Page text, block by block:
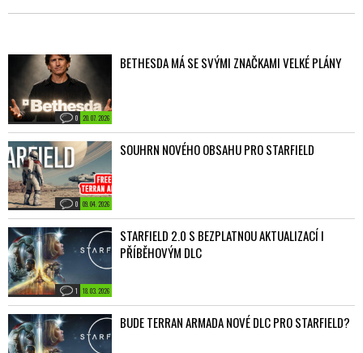
20. 07. 2026
0
BETHESDA MÁ SE SVÝMI ZNAČKAMI VELKÉ PLÁNY
09. 04. 2026
0
SOUHRN NOVÉHO OBSAHU PRO STARFIELD
18. 03. 2026
1
STARFIELD 2.0 S BEZPLATNOU AKTUALIZACÍ I
PŘÍBĚHOVÝM DLC
BUDE TERRAN ARMADA NOVÉ DLC PRO STARFIELD?